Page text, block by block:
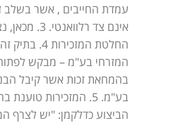
עמדת החייבים , אשר בשלב
אינם צד
החלטת
המזרחי בע"מ – מבקש
בהמחאת זכות אשר קיבל
בע"מ. 5. המזכירות
הביצוע כדלקמן: "יש לצרף